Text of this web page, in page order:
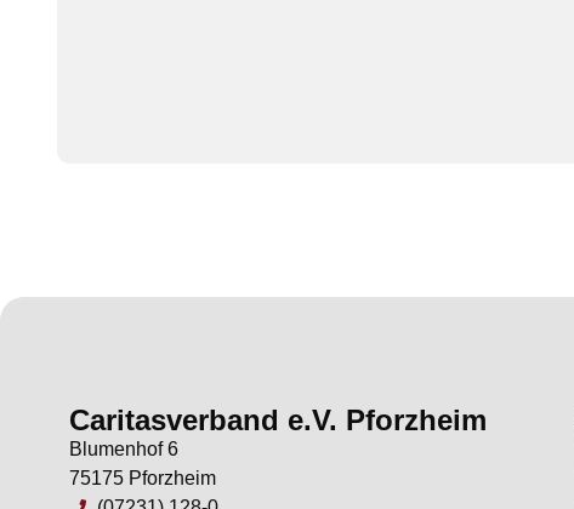
Caritasverband e.V. Pforzheim
Blumenhof 6
75175 Pforzheim